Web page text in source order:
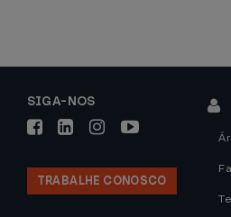
SIGA-NOS
TRABALHE CONOSCO